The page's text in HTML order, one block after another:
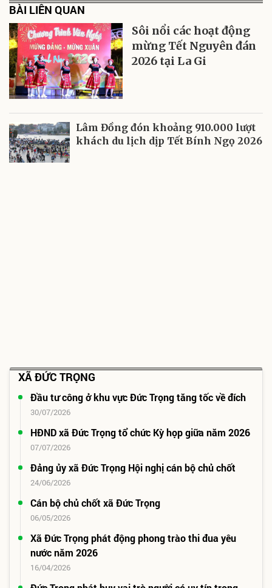
BÀI LIÊN QUAN
Sôi nổi các hoạt động
mừng Tết Nguyên đán
2026 tại La Gi
Lâm Đồng đón khoảng 910.000 lượt
khách du lịch dịp Tết Bính Ngọ 2026
XÃ ĐỨC TRỌNG
Đầu tư công ở khu vực Đức Trọng tăng tốc về đích
30/07/2026
HĐND xã Đức Trọng tổ chức Kỳ họp giữa năm 2026
07/07/2026
Đảng ủy xã Đức Trọng Hội nghị cán bộ chủ chốt
24/06/2026
Cán bộ chủ chốt xã Đức Trọng
06/05/2026
Xã Đức Trọng phát động phong trào thi đua yêu
nước năm 2026
16/04/2026